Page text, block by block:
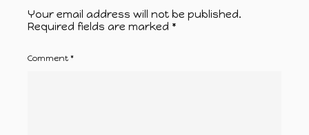
Your email address will not be published.
Required fields are marked *
Comment *